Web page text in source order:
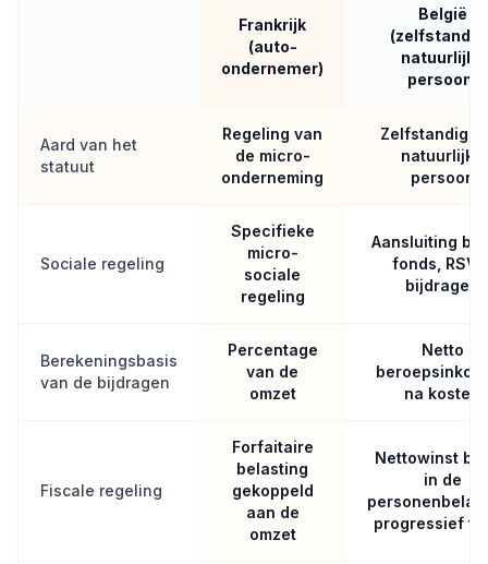
Frankrijk
(auto-
ondernemer)
België
natuurlijke
persoon)
Aard van het
statuut
Regeling van
de micro-
onderneming
Zelfstandige
natuurlijke
persoon
Sociale regeling
Specifieke
micro-
sociale
regeling
Aansluiting bij
fonds,
bijdragen
Berekeningsbasis
van de bijdragen
Percentage
van de
omzet
Netto
na kosten
Fiscale regeling
Forfaitaire
belasting
gekoppeld
aan de
omzet
Nettowinst
in de
progressief